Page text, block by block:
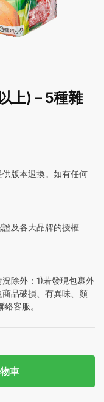
上) – 5種雜
版本退換。如有任何
及各大品牌的授權
除外：1)若發現包裹外
品破損、有異味、顏
絡客服。
車